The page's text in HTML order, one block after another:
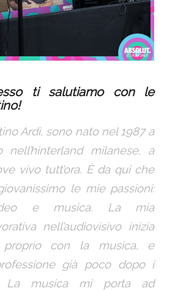
ti salutiamo con le
Ardì, sono nato nel 1987 a
nell’hinterland milanese, a
vivo tutt’ora. È da qui che
le mie passioni:
e musica. La mia
nell’audiovisivo inizia
proprio con la musica, e
già poco dopo i
La musica mi porta ad